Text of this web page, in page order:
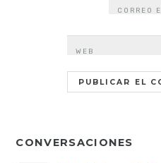
CORREO
WEB
CONVERSACIONES